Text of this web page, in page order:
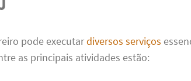
pode executardiversos serviços
as principais atividades estão: